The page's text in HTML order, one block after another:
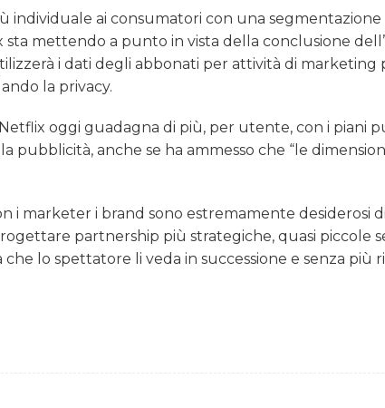
individuale ai consumatori con una segmentazione
mettendo a punto in vista della conclusione
i dati degli abbonati per attività di marketing
la privacy.
oggi guadagna di più, per utente, con i piani
pubblicità, anche se ha ammesso che “le
marketer i brand sono estremamente desiderosi di
partnership più strategiche, quasi piccole
lo spettatore li veda in successione e senza più